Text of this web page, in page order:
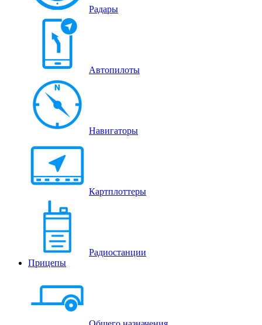
Радары
Автопилоты
Навигаторы
Картплоттеры
Радиостанции
Прицепы